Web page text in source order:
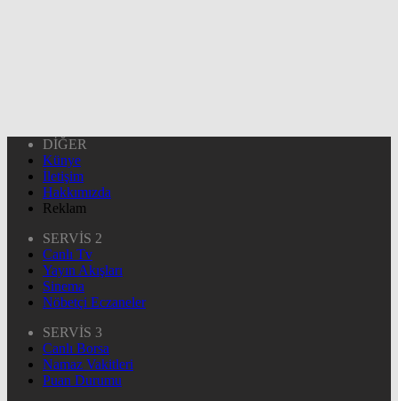
DİĞER
Künye
İletişim
Hakkımızda
Reklam
SERVİS 2
Canlı Tv
Yayın Akışları
Sinema
Nöbetçi Eczaneler
SERVİS 3
Canlı Borsa
Namaz Vakitleri
Puan Durumu